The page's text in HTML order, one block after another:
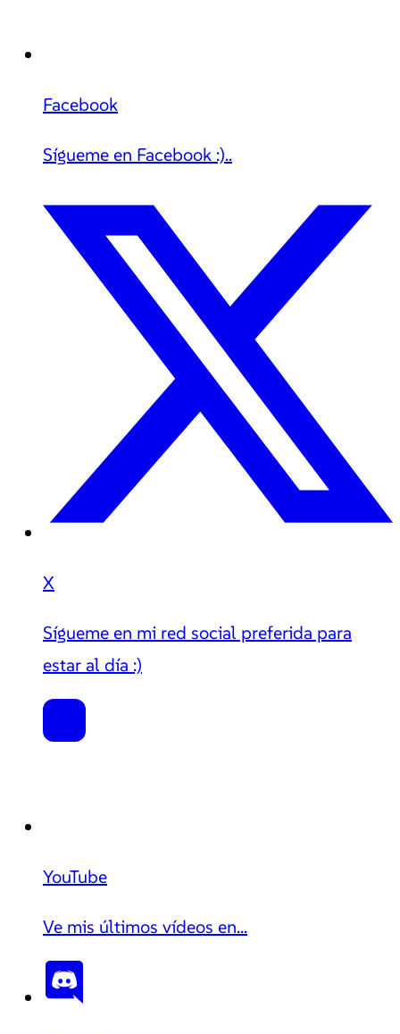
Facebook
Sígueme en Facebook :)..
X
Sígueme en mi red social preferida para
estar al día :)
YouTube
Ve mis últimos vídeos en...